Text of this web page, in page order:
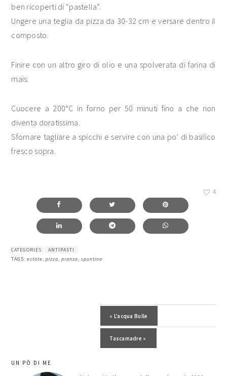
ben ricoperti di “pastella”.
Ungere una teglia da pizza da 30-32 cm e versare dentro il
composto.
Finire con un altro giro di olio e una spolverata di farina di
mais.
Cuocere a 200°C in forno per 50 minuti fino a che non
diventa doratissima.
Sfornare tagliare a spicchi e servire con una po’ di basilico
fresco sopra.
4
CATEGORIES:
ANTIPASTI
TAGS:estate,pizza,pranzo,spuntino
Post precedente:
« L’acqua Bulle
Post successivo:
Tascamadre »
barra
UN PÒ DI ME